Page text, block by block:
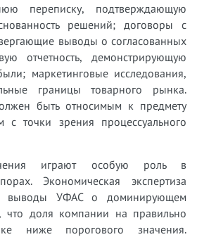
переписку, подтверждающую
решений; договоры с
выводы о согласованных
отчетность, демонстрирующую
маркетинговые исследования,
границы товарного рынка.
быть относимым к предмету
точки зрения процессуального
играют особую роль в
Экономическая экспертиза
выводы УФАС о доминирующем
что доля компании на правильно
ниже порогового значения.